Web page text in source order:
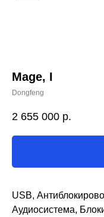
Mage, I
Dongfeng
2 655 000 р.
USB,
Аудиосистема,